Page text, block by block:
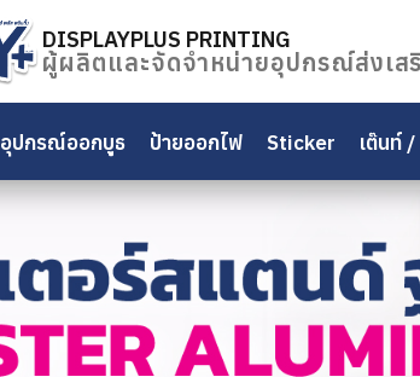
DISPLAYPLUS PRINTING
ผู้ผลิตและจัดจำหน่ายอุปกรณ์ส่งเส
อุปกรณ์ออกบูธ ป้ายออกไฟ Sticker เต๊นท์